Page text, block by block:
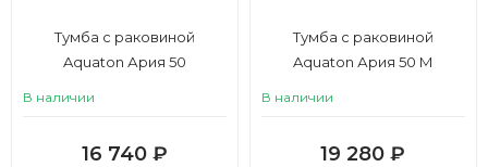
Тумба с раковиной
Aquaton Ария 50
В наличии
16 740 ₽
Тумба с раковиной
Aquaton Ария 50 М
В наличии
19 280 ₽